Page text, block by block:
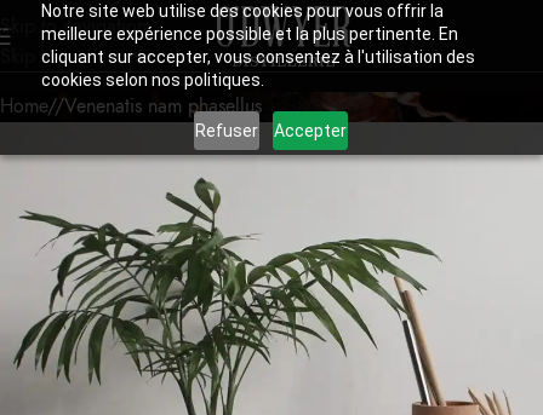
Notre site web utilise des cookies pour vous offrir la
meilleure expérience possible et la plus pertinente. En
cliquant sur accepter, vous consentez à l'utilisation des
cookies selon nos politiques.
Refuser Accepter
Skip to navigation
Skip to main content
Home
Venenatis nam phasellus